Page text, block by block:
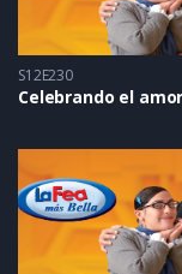
S12E230
Celebrando el amor